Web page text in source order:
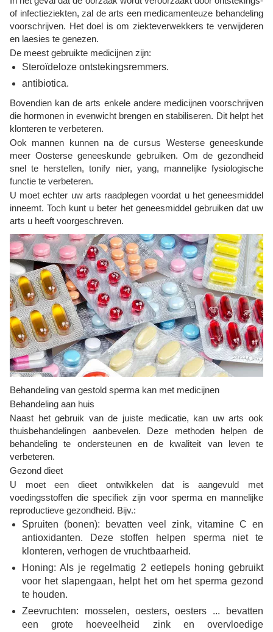
of infectieziekten, zal de arts een medicamenteuze behandeling
voorschrijven. Het doel is om ziekteverwekkers te verwijderen
en laesies te genezen.
De meest gebruikte medicijnen zijn:
Steroïdeloze ontstekingsremmers.
antibiotica.
Bovendien kan de arts enkele andere medicijnen voorschrijven
die hormonen in evenwicht brengen en stabiliseren. Dit helpt het
klonteren te verbeteren.
Ook mannen kunnen na de cursus Westerse geneeskunde
meer Oosterse geneeskunde gebruiken. Om de gezondheid
snel te herstellen, tonify nier, yang, mannelijke fysiologische
functie te verbeteren.
U moet echter uw arts raadplegen voordat u het geneesmiddel
inneemt. Toch kunt u beter het geneesmiddel gebruiken dat uw
arts u heeft voorgeschreven.
Behandeling van gestold sperma kan met medicijnen
Behandeling aan huis
Naast het gebruik van de juiste medicatie, kan uw arts ook
thuisbehandelingen aanbevelen. Deze methoden helpen de
behandeling te ondersteunen en de kwaliteit van leven te
verbeteren.
Gezond dieet
U moet een dieet ontwikkelen dat is aangevuld met
voedingsstoffen die specifiek zijn voor sperma en mannelijke
reproductieve gezondheid. Bijv.:
Spruiten (bonen): bevatten veel zink, vitamine C en
antioxidanten. Deze stoffen helpen sperma niet te
klonteren, verhogen de vruchtbaarheid.
Honing: Als je regelmatig 2 eetlepels honing gebruikt
voor het slapengaan, helpt het om het sperma gezond
te houden.
Zeevruchten: mosselen, oesters, oesters ... bevatten
een grote hoeveelheid zink en overvloedige